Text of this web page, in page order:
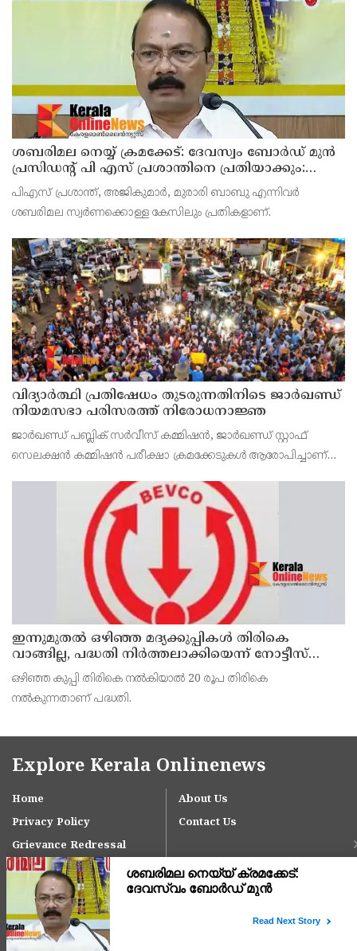
കൂടിക്കാഴ്ചയില്‍ ശക്തമായ മുന്നറിയിപ്പാണ് നല്‍കിയ
ശബരിമല നെയ്യ് ക്രമക്കേട്: ദേവസ്വം ബോര്‍ഡ് മുന്‍
പ്രസിഡന്റ് പി എസ് പ്രശാന്തിനെ പ്രതിയാക്കും:
ദേവസ്വം വിജിലന്‍സ്
പിഎസ് പ്രശാന്ത്, അജികുമാര്‍, മുരാരി ബാബു എന്നിവര്‍
ശബരിമല സ്വര്‍ണക്കൊള്ള കേസിലും പ്രതികളാണ്.
വിദ്യാര്‍ത്ഥി പ്രതിഷേധം തുടരുന്നതിനിടെ ജാര്‍ഖണ്ഡ്
നിയമസഭാ പരിസരത്ത് നിരോധനാജ്ഞ
ജാര്‍ഖണ്ഡ് പബ്ലിക് സര്‍വീസ് കമ്മിഷന്‍, ജാര്‍ഖണ്ഡ് സ്റ്റാഫ്
സെലക്ഷന്‍ കമ്മിഷന്‍ പരീക്ഷാ ക്രമക്കേടുകള്‍ ആരോപിച്ചാണ്
ഇന്നുമുതല്‍ ഒഴിഞ്ഞ മദ്യക്കുപ്പികള്‍ തിരികെ
വാങ്ങില്ല, പദ്ധതി നിര്‍ത്തലാക്കിയെന്ന് നോട്ടീസ്
പ്രദര്‍ശിപ്പിക്കും
ഒഴിഞ്ഞ കുപ്പി തിരികെ നല്‍കിയാല്‍ 20 രൂപ തിരികെ
നല്‍കുന്നതാണ് പദ്ധതി.
Explore Kerala Onlinenews
Home
About Us
Privacy Policy
Contact Us
Grievance Redressal